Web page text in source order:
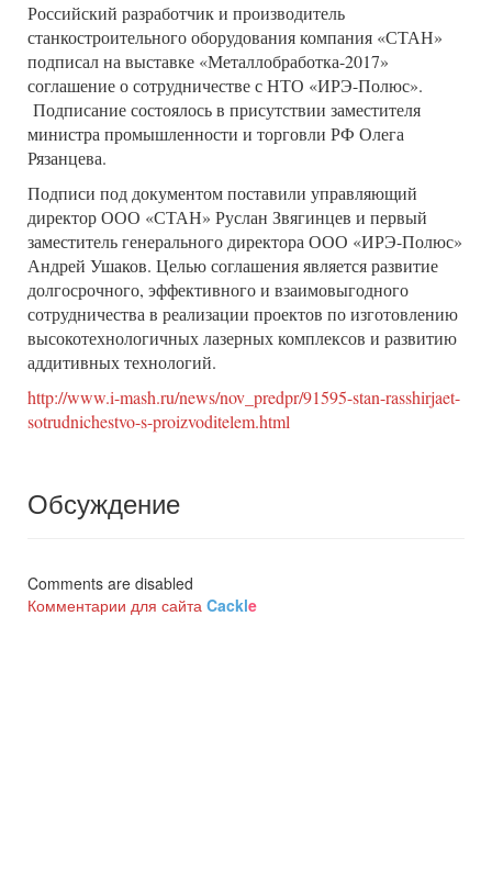
Российский разработчик и производитель
станкостроительного оборудования компания «СТАН»
подписал на выставке «Металлобработка-2017»
соглашение о сотрудничестве с НТО «ИРЭ-Полюс».
Подписание состоялось в присутствии заместителя
министра промышленности и торговли РФ Олега
Рязанцева.
Подписи под документом поставили управляющий
директор ООО «СТАН» Руслан Звягинцев и первый
заместитель генерального директора ООО «ИРЭ-Полюс»
Андрей Ушаков. Целью соглашения является развитие
долгосрочного, эффективного и взаимовыгодного
сотрудничества в реализации проектов по изготовлению
высокотехнологичных лазерных комплексов и развитию
аддитивных технологий.
http://www.i-mash.ru/news/nov_predpr/91595-stan-rasshirjaet-
sotrudnichestvo-s-proizvoditelem.html
Обсуждение
Comments are disabled
Комментарии для сайта Cackle